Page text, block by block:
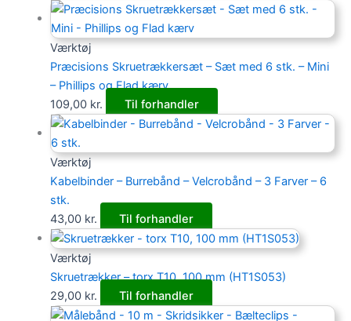
Værktøj
Præcisions Skruetrækkersæt – Sæt med 6 stk. – Mini
– Phillips og Flad kærv
109,00 kr. Til forhandler
Værktøj
Kabelbinder – Burrebånd – Velcrobånd – 3 Farver – 6
stk.
43,00 kr. Til forhandler
Værktøj
Skruetrækker – torx T10, 100 mm (HT1S053)
29,00 kr. Til forhandler